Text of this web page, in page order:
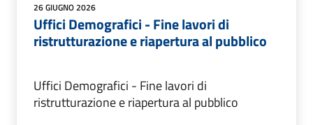
26 GIUGNO 2026
Uffici Demografici - Fine lavori di
ristrutturazione e riapertura al pubblico
Uffici Demografici - Fine lavori di
ristrutturazione e riapertura al pubblico